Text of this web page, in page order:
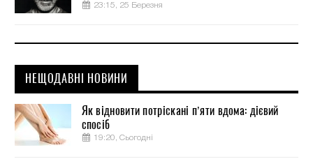
23:15, 25 Березня
НЕЩОДАВНІ НОВИНИ
Як відновити потріскані п’яти вдома: дієвий
спосіб
19:20, Сьогодні